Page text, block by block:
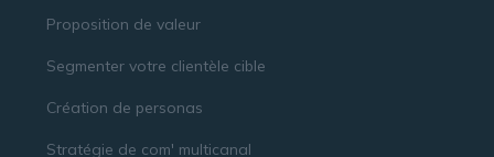
Proposition de valeur
Segmenter votre clientèle cible
Création de personas
Stratégie de com' multicanal